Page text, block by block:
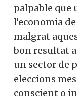
palpable que
l’economia
malgrat
bon resultat
un sector de
eleccions
conscient o